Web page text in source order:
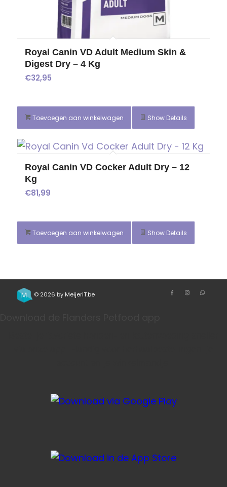
Royal Canin VD Adult Medium Skin &
Digest Dry – 4 Kg
€32,95
Toevoegen aan winkelwagen Show Details
Royal Canin VD Cocker Adult Dry – 12
Kg
€81,99
Toevoegen aan winkelwagen Show Details
© 2026 by MeijerIT.be